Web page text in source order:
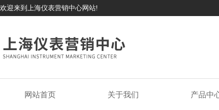
欢迎来到上海仪表营销中心网站!
网站首页 关于我们 产品中